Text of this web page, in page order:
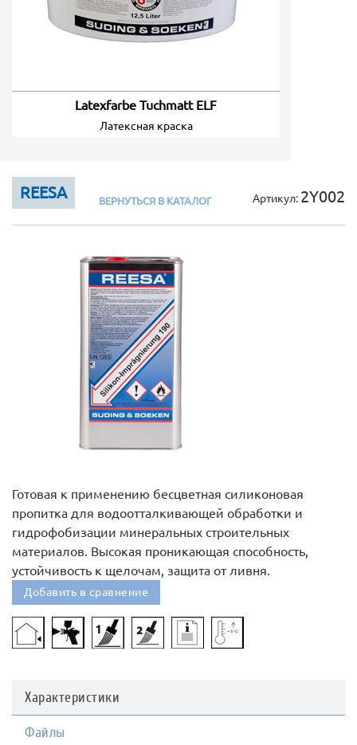
REESA ВЕРНУТЬСЯ В КАТАЛОГ 2Y002
Готовая к применению бесцветная силиконовая
пропитка для водоотталкивающей обработки и
гидрофобизации минеральных строительных
материалов. Высокая проникающая способность,
устойчивость к щелочам, защита от ливня.
Добавить в сравнение
Характеристики
Файлы
Latexfarbe Tuchmatt ELF
Латексная краска